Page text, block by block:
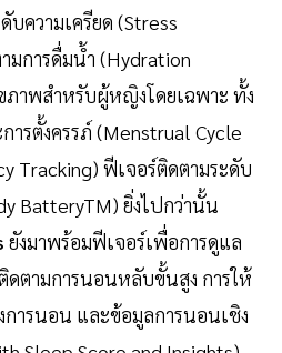
บความเครียด (Stress
มการดื่มน้ำ (Hydration
าพสำหรับผู้หญิงโดยเฉพาะ ทั้ง
ารตั้งครรภ์ (Menstrual Cycle
Tracking) ฟีเจอร์ติดตามระดับ
BatteryTM) ยิ่งไปกว่านั้น
ยังมาพร้อมฟีเจอร์เพื่อการดูแล
ตามการนอนหลับขั้นสูง การให้
ารนอน และข้อมูลการนอนเชิง